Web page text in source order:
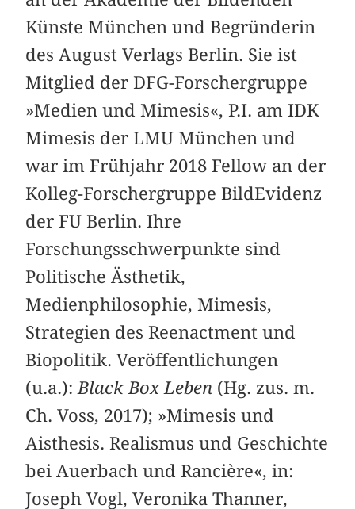
Künste München und Begründerin
des August Verlags Berlin. Sie ist
Mitglied der DFG-Forschergruppe
»Medien und Mimesis«, P.I. am IDK
Mimesis der LMU München und
war im Frühjahr 2018 Fellow an der
Kolleg-Forschergruppe BildEvidenz
der FU Berlin. Ihre
Forschungsschwerpunkte sind
Politische Ästhetik,
Medienphilosophie, Mimesis,
Strategien des Reenactment und
Biopolitik. Veröffentlichungen
(u.a.):Black Box Leben (Hg. zus. m.
Ch. Voss, 2017); »Mimesis und
Aisthesis. Realismus und Geschichte
bei Auerbach und Rancière«, in:
Joseph Vogl, Veronika Thanner,